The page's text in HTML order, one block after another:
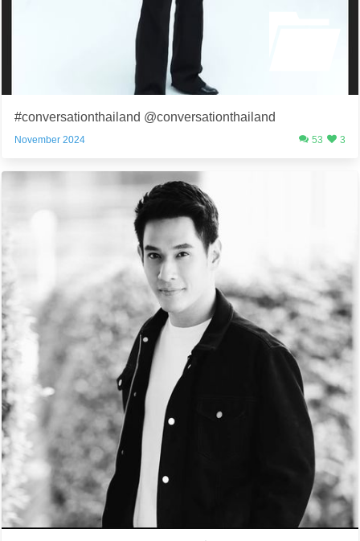
#conversationthailand @conversationthailand
November 2024 53 3